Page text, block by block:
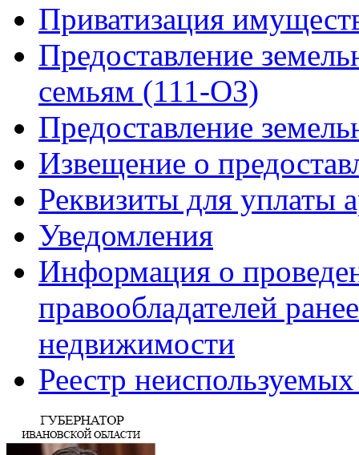
Приватизация
Предоставление
семьям (111-ОЗ)
Предоставление
Извещение о
Реквизиты для уплаты
Уведомления
Информация о
правообладателей
недвижимости
Реестр